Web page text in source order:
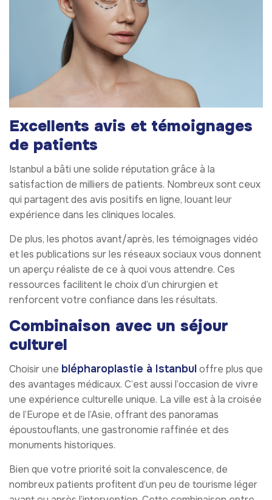
Excellents avis et témoignages
de patients
Istanbul a bâti une solide réputation grâce à la
satisfaction de milliers de patients. Nombreux sont ceux
qui partagent des avis positifs en ligne, louant leur
expérience dans les cliniques locales.
De plus, les photos avant/après, les témoignages vidéo
et les publications sur les réseaux sociaux vous donnent
un aperçu réaliste de ce à quoi vous attendre. Ces
ressources facilitent le choix d’un chirurgien et
renforcent votre confiance dans les résultats.
Combinaison avec un séjour
culturel
Choisir une blépharoplastie à Istanbuloffre plus que
des avantages médicaux. C’est aussi l’occasion de vivre
une expérience culturelle unique. La ville est à la croisée
de l’Europe et de l’Asie, offrant des panoramas
époustouflants, une gastronomie raffinée et des
monuments historiques.
Bien que votre priorité soit la convalescence, de
nombreux patients profitent d’un peu de tourisme léger